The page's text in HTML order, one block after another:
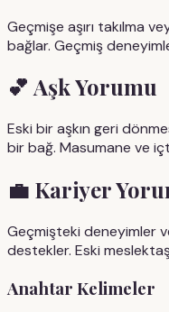
Geçmişe aşırı takılma
bağlar. Geçmiş
💕Aşk Yorumu
Eski bir aşkın geri
bir bağ. Masumane ve
💼 Kariyer
Geçmişteki deneyimler
destekler. Eski
Anahtar Kelimeler